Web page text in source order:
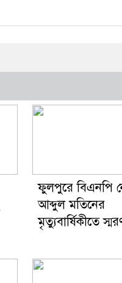
ফুলপুরে বিএনপি
আব্দুল মতিনের
মৃত্যুবার্ষিকীতে